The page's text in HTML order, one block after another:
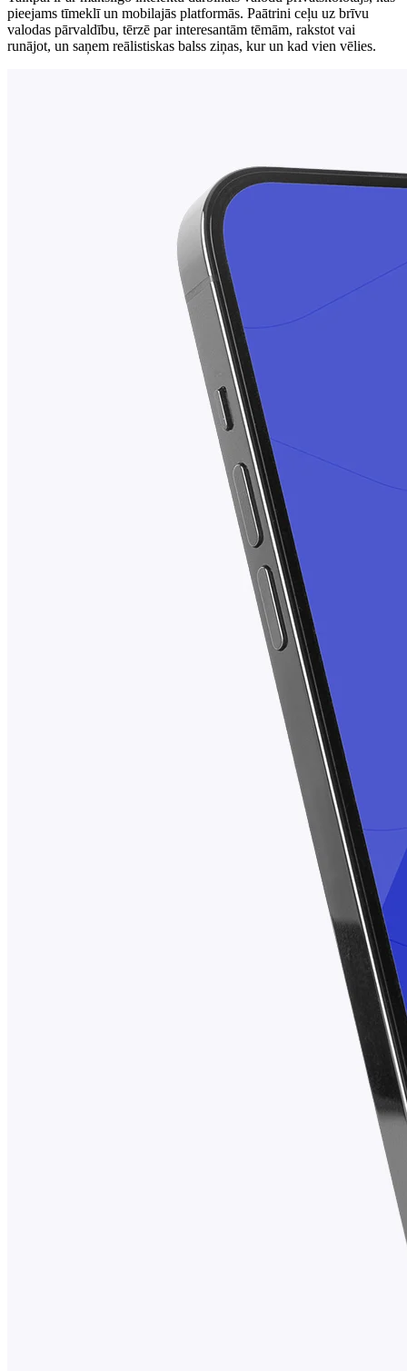
pieejams tīmeklī un mobilajās platformās. Paātrini ceļu uz brīvu
valodas pārvaldību, tērzē par interesantām tēmām, rakstot vai
runājot, un saņem reālistiskas balss ziņas, kur un kad vien vēlies.